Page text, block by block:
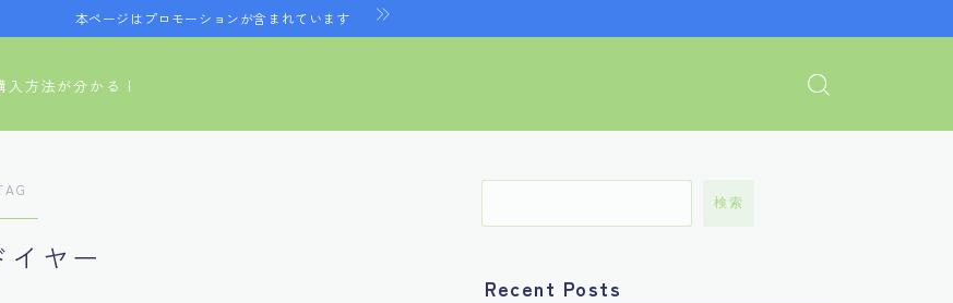
本ページはプロモーションが含まれています
方法が分かる！
イヤー
検索
Recent Posts